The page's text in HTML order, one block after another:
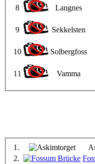
8 Langnes
9 Sekkelsten
10 Solbergfoss
11 Vamma
1.
2.